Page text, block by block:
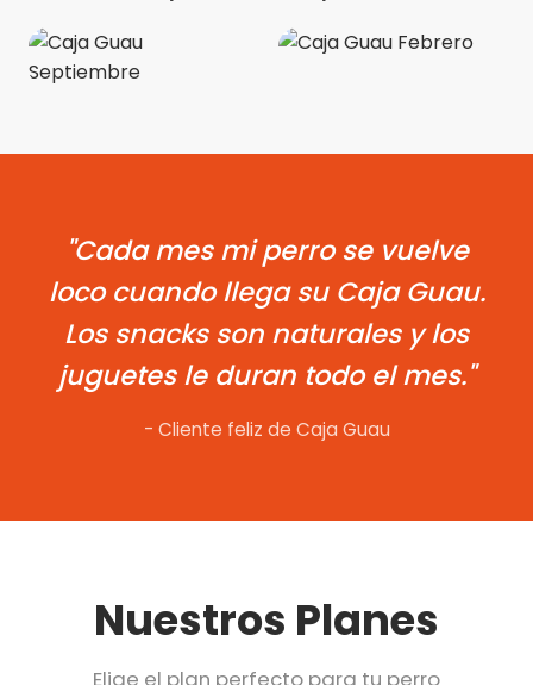
"Cada mes mi perro se vuelve
loco cuando llega su Caja Guau.
Los snacks son naturales y los
juguetes le duran todo el mes."
- Cliente feliz de Caja Guau
Nuestros Planes
Elige el plan perfecto para tu perro